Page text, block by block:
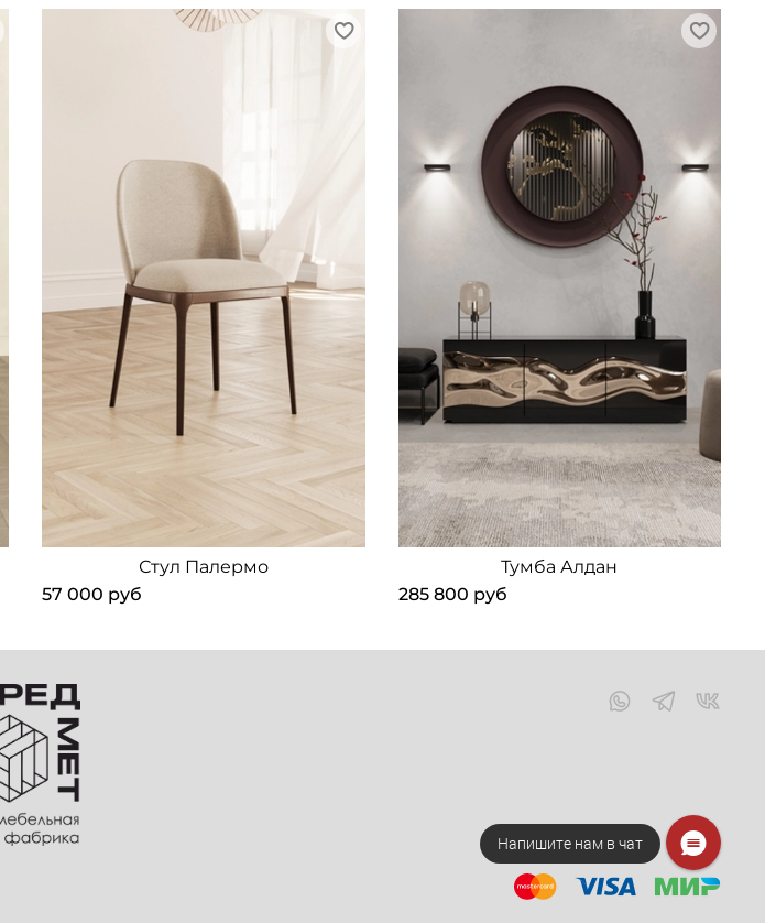
Стул Палермо
57 000 руб
Тумба Алдан
285 800 руб
Напишите нам в чат